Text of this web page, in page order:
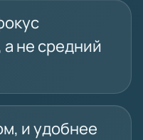
не средний
и удобнее